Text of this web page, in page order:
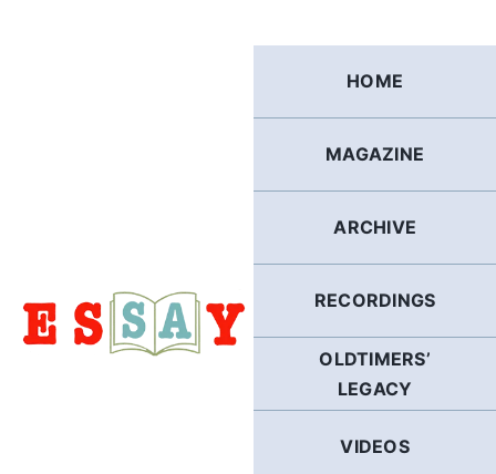
HOME
MAGAZINE
ARCHIVE
RECORDINGS
OLDTIMERS’
LEGACY
VIDEOS